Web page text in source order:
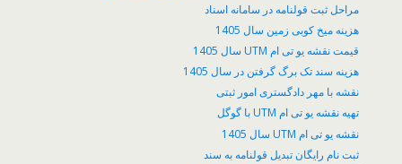
مراحل ثبت قولنامه در سامانه اسناد
هزینه میخ کوبی زمین سال 1405
قیمت نقشه یو تی ام UTM سال 1405
هزینه سند تک برگ گرفتن در سال 1405
نقشه با مهر دادگستری امور ثبتی
تهیه نقشه یو تی ام UTM با گوگل
نقشه یو تی ام UTM سال 1405
ثبت نام رایگان تبدیل قولنامه به سند